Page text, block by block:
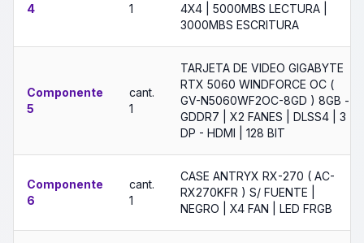
4
1
4X4 | 5000MBS LECTURA |
3000MBS ESCRITURA
Componente
5
cant.
1
TARJETA DE VIDEO GIGABYTE
RTX 5060 WINDFORCE OC (
GV-N5060WF2OC-8GD ) 8GB -
GDDR7 | X2 FANES | DLSS4 | 3
DP - HDMI | 128 BIT
Componente
6
cant.
1
CASE ANTRYX RX-270 ( AC-
RX270KFR ) S/ FUENTE |
NEGRO | X4 FAN | LED FRGB